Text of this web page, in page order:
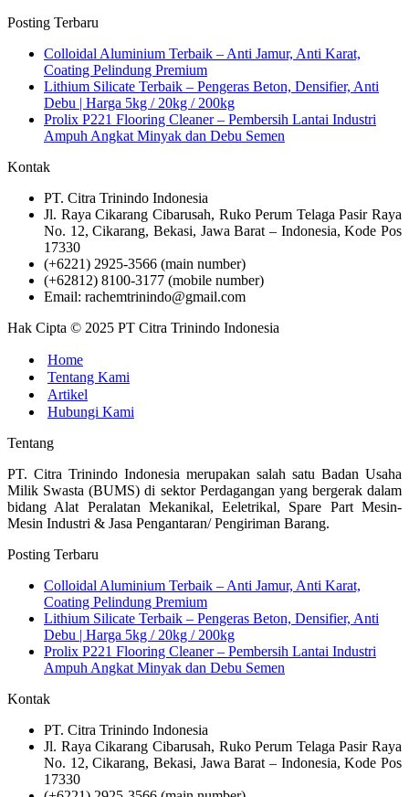
Posting Terbaru
Colloidal Aluminium Terbaik – Anti Jamur, Anti Karat,
Coating Pelindung Premium
Lithium Silicate Terbaik – Pengeras Beton, Densifier, Anti
Debu | Harga 5kg / 20kg / 200kg
Prolix P221 Flooring Cleaner – Pembersih Lantai Industri
Ampuh Angkat Minyak dan Debu Semen
Kontak
PT. Citra Trinindo Indonesia
Jl. Raya Cikarang Cibarusah, Ruko Perum Telaga Pasir Raya
No. 12, Cikarang, Bekasi, Jawa Barat – Indonesia, Kode Pos
17330
(+6221) 2925-3566 (main number)
(+62812) 8100-3177 (mobile number)
Email: rachemtrinindo@gmail.com
Hak Cipta © 2025 PT Citra Trinindo Indonesia
Home
Tentang Kami
Artikel
Hubungi Kami
Tentang
PT. Citra Trinindo Indonesia merupakan salah satu Badan Usaha
Milik Swasta (BUMS) di sektor Perdagangan yang bergerak dalam
bidang Alat Peralatan Mekanikal, Eeletrikal, Spare Part Mesin-
Mesin Industri & Jasa Pengantaran/ Pengiriman Barang.
Posting Terbaru
Colloidal Aluminium Terbaik – Anti Jamur, Anti Karat,
Coating Pelindung Premium
Lithium Silicate Terbaik – Pengeras Beton, Densifier, Anti
Debu | Harga 5kg / 20kg / 200kg
Prolix P221 Flooring Cleaner – Pembersih Lantai Industri
Ampuh Angkat Minyak dan Debu Semen
Kontak
PT. Citra Trinindo Indonesia
Jl. Raya Cikarang Cibarusah, Ruko Perum Telaga Pasir Raya
No. 12, Cikarang, Bekasi, Jawa Barat – Indonesia, Kode Pos
17330